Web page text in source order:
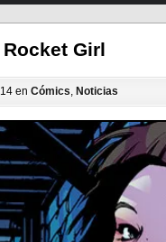
Girl
en Cómics, Noticias